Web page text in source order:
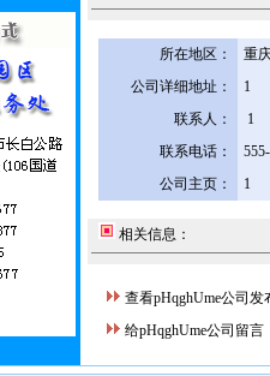
所在地区：
重
公司详细地址：
1
联系人：
1
联系电话：
公司主页：
1
相关信息：
查看pHqghUme公司发
给pHqghUme公司留言